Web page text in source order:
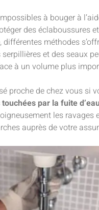
à bouger à
des éclaboussures
différentes méthodes
et des seaux
à un volume plus
de chez vous si
par la fuite d’eau
les ravages
auprès de votre